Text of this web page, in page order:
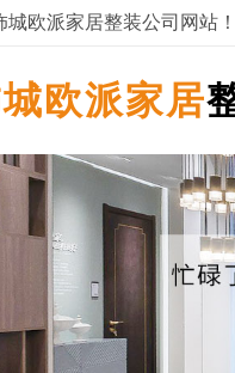
欧派家居整装公司网站
欧派家居